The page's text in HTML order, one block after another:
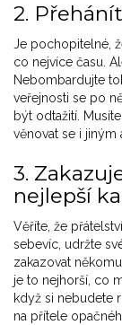
2.
Je pochopitelné,
co nejvíce času.
Nebombardujte
veřejnosti se po
být odtažití.
věnovat se i jiným
3.
nejlepší
Věříte, že
sebevíc, udržte
zakazovat
je to nejhorší, co
když si nebudete
na přítele